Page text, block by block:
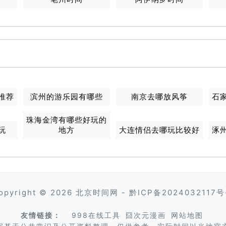
荐 滨州的游乐园有哪些 南京去哪放风筝 石
珠海金湾有哪些好玩的
地方
大连情侣去哪玩比较好 涿
© 2026 北京时间网 - 黔ICP备2024032117
友情链接： 998在线工具 囧次元漫画
网站地图